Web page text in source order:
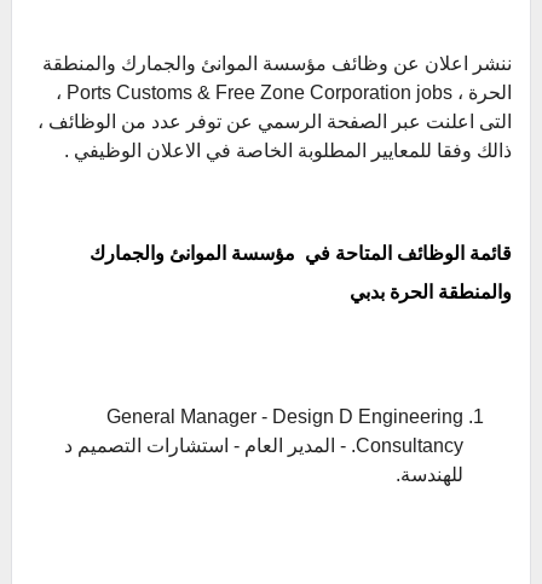
ننشر اعلان عن وظائف مؤسسة الموانئ والجمارك والمنطقة
الحرة ، Ports Customs & Free Zone Corporation jobs ،
التى اعلنت عبر الصفحة الرسمي عن توفر عدد من الوظائف ،
ذالك وفقا للمعايير المطلوبة الخاصة في الاعلان الوظيفي .
قائمة الوظائف المتاحة في مؤسسة الموانئ والجمارك
والمنطقة الحرة بدبي
General Manager - Design D Engineering
Consultancy. - المدير العام - استشارات التصميم د
للهندسة.